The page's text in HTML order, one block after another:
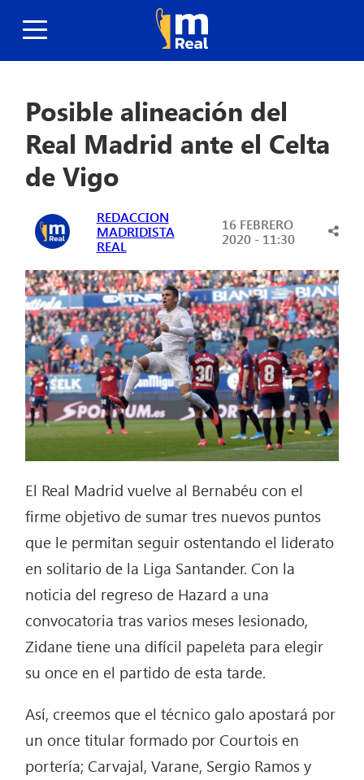
Posible alineación del
Real Madrid ante el Celta
de Vigo
REDACCION
MADRIDISTA
REAL
16 FEBRERO
2020 - 11:30
El Real Madrid vuelve al Bernabéu con el
firme objetivo de sumar tres nuevos puntos
que le permitan seguir ostentando el liderato
en solitario de la Liga Santander. Con la
noticia del regreso de Hazard a una
convocatoria tras varios meses lesionado,
Zidane tiene una difícil papeleta para elegir
su once en el partido de esta tarde.
Así, creemos que el técnico galo apostará por
un once titular formado por Courtois en
portería; Carvajal, Varane, Sergio Ramos y